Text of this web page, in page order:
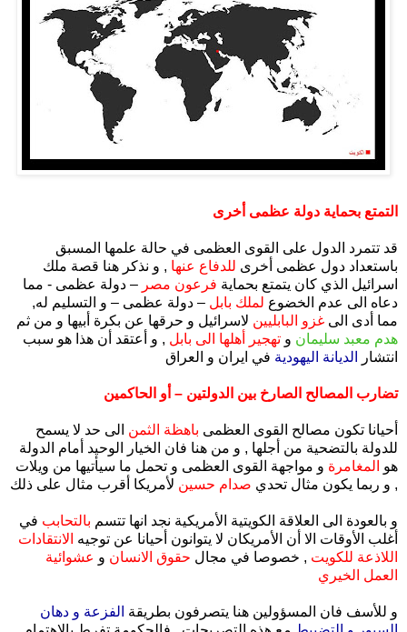
التمتع بحماية دولة عظمى أخرى
قد تتمرد الدول على القوى العظمى في حالة علمها المسبق
باستعداد دول عظمى أخرى للدفاع عنها , و نذكر هنا قصة ملك
اسرائيل الذي كان يتمتع بحماية فرعون مصر – دولة عظمى - مما
دعاه الى عدم الخضوع لملك بابل – دولة عظمى – و التسليم له,
مما أدى الى غزو البابليين لاسرائيل و حرقها عن بكرة أبيها و من ثم
هدم معبد سليمان و تهجير أهلها الى بابل , و أعتقد أن هذا هو سبب
انتشار
الديانة اليهودية في ايران و العراق
تضارب المصالح الصارخ بين الدولتين – أو الحاكمين
أحيانا تكون مصالح القوى العظمى باهظة الثمن الى حد لا يسمح
للدولة بالتضحية من أجلها , و من هنا فان الخيار الوحيد أمام الدولة
هو المغامرة و مواجهة القوى العظمى و تحمل ما سيأتيها من ويلات
, و ربما يكون مثال تحدي صدام حسين لأمريكا أقرب مثال على ذلك
و بالعودة الى العلاقة الكويتية الأمريكية نجد انها تتسم بالتحابب في
أغلب الأوقات الا أن الأمريكان لا يتوانون أحيانا عن توجيه الانتقادات
اللاذعة للكويت , خصوصا في مجال حقوق الانسان و عشوائية
العمل الخيري
و للأسف فان المسؤولين هنا يتصرفون بطريقة الفزعة و دهان